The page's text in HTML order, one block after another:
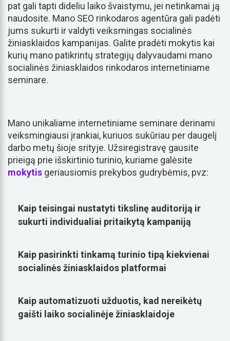
pat gali tapti dideliu laiko švaistymu, jei netinkamai ją
naudosite. Mano SEO rinkodaros agentūra gali padėti
jums sukurti ir valdyti veiksmingas socialinės
žiniasklaidos kampanijas. Galite pradėti mokytis kai
kurių mano patikrintų strategijų dalyvaudami mano
socialinės žiniasklaidos rinkodaros internetiniame
seminare.
Mano unikaliame internetiniame seminare derinami
veiksmingiausi įrankiai, kuriuos sukūriau per daugelį
darbo metų šioje srityje. Užsiregistravę gausite
prieigą prie išskirtinio turinio, kuriame galėsite
mokytis geriausiomis prekybos gudrybėmis, pvz:
Kaip teisingai nustatyti tikslinę auditoriją ir
sukurti individualiai pritaikytą kampaniją
Kaip pasirinkti tinkamą turinio tipą kiekvienai
socialinės žiniasklaidos platformai
Kaip automatizuoti užduotis, kad nereikėtų
gaišti laiko socialinėje žiniasklaidoje